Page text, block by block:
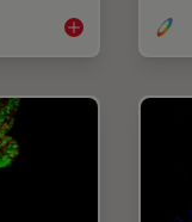
来捕捉发育动态的